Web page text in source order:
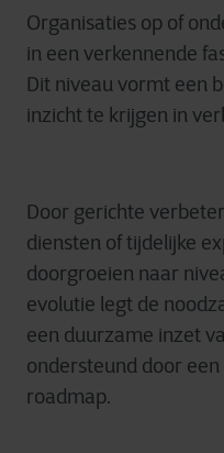
Organisaties op of
in een verkennende
Dit niveau vormt een
inzicht te krijgen in
Door gerichte
diensten of tijdelijke
doorgroeien naar
evolutie legt de
een duurzame inzet
ondersteund door
roadmap.